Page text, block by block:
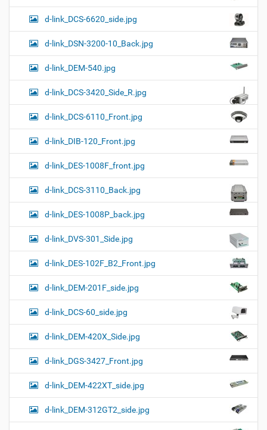
d-link_DCS-6620_side.jpg
d-link_DSN-3200-10_Back.jpg
d-link_DEM-540.jpg
d-link_DCS-3420_Side_R.jpg
d-link_DCS-6110_Front.jpg
d-link_DIB-120_Front.jpg
d-link_DES-1008F_front.jpg
d-link_DCS-3110_Back.jpg
d-link_DES-1008P_back.jpg
d-link_DVS-301_Side.jpg
d-link_DES-102F_B2_Front.jpg
d-link_DEM-201F_side.jpg
d-link_DCS-60_side.jpg
d-link_DEM-420X_Side.jpg
d-link_DGS-3427_Front.jpg
d-link_DEM-422XT_side.jpg
d-link_DEM-312GT2_side.jpg